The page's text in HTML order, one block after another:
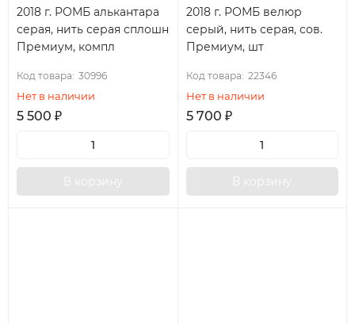
2018 г. РОМБ алькантара
серая, нить серая сплошн
Премиум, компл
Код товара: 30996
Нет в наличии
5 500 ₽
В корзину
2018 г. РОМБ велюр
серый, нить серая, сов.
Премиум, шт
Код товара: 22346
Нет в наличии
5 700 ₽
В корзину